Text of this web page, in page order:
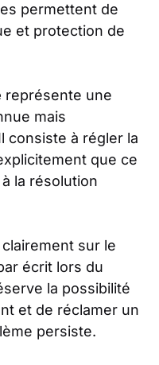
permettent de
et protection de
représente une
mais
consiste à régler la
que ce
la résolution
sur le
écrit lors du
la possibilité
et de réclamer un
persiste.